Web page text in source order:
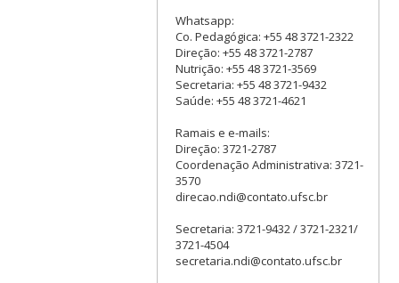
Whatsapp:
Co. Pedagógica: +55 48 3721-2322
Direção: +55 48 3721-2787
Nutrição: +55 48 3721-3569
Secretaria: +55 48 3721-9432
Saúde: +55 48 3721-4621
Ramais e e-mails:
Direção: 3721-2787
Coordenação Administrativa: 3721-
3570
direcao.ndi@contato.ufsc.br
Secretaria: 3721-9432 / 3721-2321/
3721-4504
secretaria.ndi@contato.ufsc.br